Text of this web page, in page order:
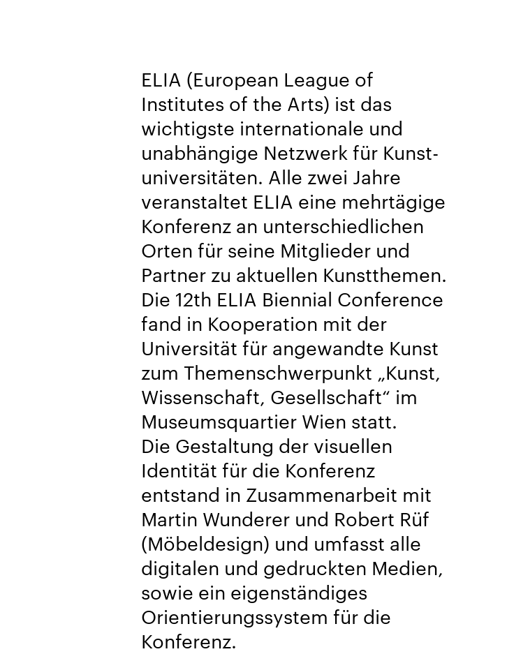
ELIA (European League of
Institutes of the Arts) ist das
wichtigste internationale und
unabhängige Netzwerk für Kunst­
universitäten. Alle zwei Jahre
veranstaltet ELIA eine mehr­tägige
Konferenz an unter­schiedlichen
Orten für seine Mitglieder und
Partner zu aktuellen Kunstthemen.
Die 12th ELIA Biennial Conference
fand in Kooperation mit der
Universität für angewandte Kunst
zum Themen­schwerpunkt „Kunst,
Wissenschaft, Gesellschaft“ im
Museumsquartier Wien statt.
Die Gestaltung der visuellen
Identität für die Konferenz
entstand in Zusammen­arbeit mit
Martin Wunderer und Robert Rüf
(Möbeldesign) und umfasst alle
digitalen und gedruckten Medien,
sowie ein eigenständiges
Orientierungs­system für die
Konferenz.